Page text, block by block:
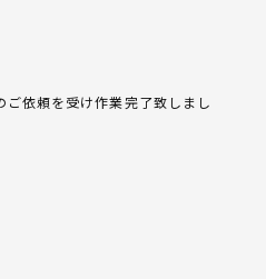
依頼を受け作業完了致しまし